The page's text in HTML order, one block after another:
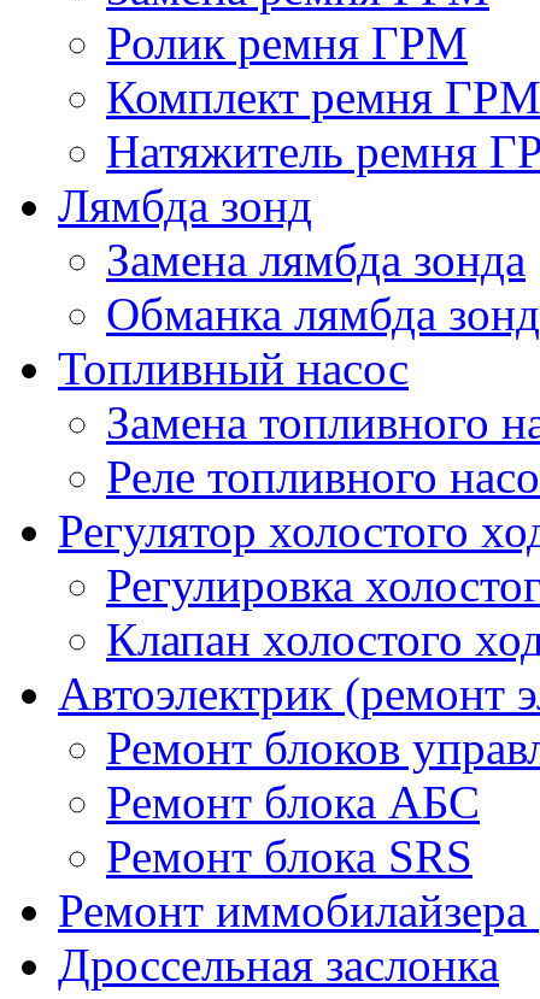
Ролик ремня ГРМ
Комплект ремня ГРМ
Натяжитель ремня
Лямбда зонд
Замена лямбда зонда
Обманка лямбда
Топливный насос
Замена топливного
Реле топливного
Регулятор холостого
Регулировка
Клапан холостого
Автоэлектрик (ремонт
Ремонт блоков
Ремонт блока АБС
Ремонт блока SRS
Ремонт
Дроссельная заслонка